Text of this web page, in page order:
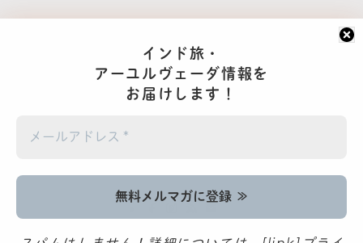
インド旅・
アーユルヴェーダ情報を
お届けします！